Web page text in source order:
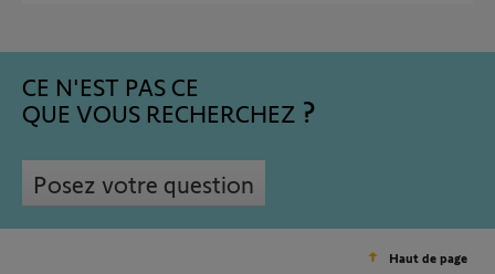
CE N'EST PAS CE
QUE VOUS RECHERCHEZ
Posez votre question
Haut de page